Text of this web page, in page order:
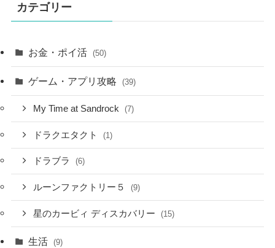
カテゴリー
お金・ポイ活 (50)
ゲーム・アプリ攻略 (39)
My Time at Sandrock (7)
ドラクエタクト (1)
ドラブラ (6)
ルーンファクトリー５ (9)
星のカービィ ディスカバリー (15)
生活 (9)